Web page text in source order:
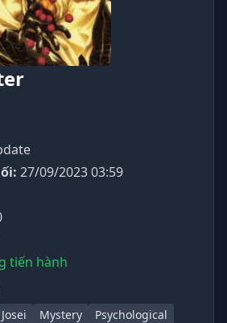
27/09/2023 03:59
tiến hành
Josei Mystery
Psychological